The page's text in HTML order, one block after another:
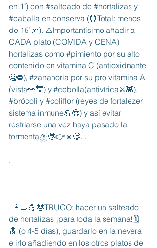
en 1’) con #salteado de #hortalizas y
#caballa en conserva (⏰Total: menos
de 15’🎉). ⚠️Importantísimo añadir a
CADA plato (COMIDA y CENA)
hortalizas como #pimiento por su alto
contenido en vitamina C (antioxidnante
🤒⛔️), #zanahoria por su pro vitamina A
(vista👀🔚) y #cebolla(antivírica⚔️👾),
#brócoli y #coliflor (reyes de fortalezer
sistema inmune💪😎) y así evitar
resfriarse una vez haya pasado la
tormenta⛈🤓👉☀️😁. .
.
.
. 👩‍🍳💪🤓TRUCO: hacer un salteado
de hortalizas ¡para toda la semana!🗓
🔝 (o 4-5 días), guardarlo en la nevera
e irlo añadiendo en los otros platos de